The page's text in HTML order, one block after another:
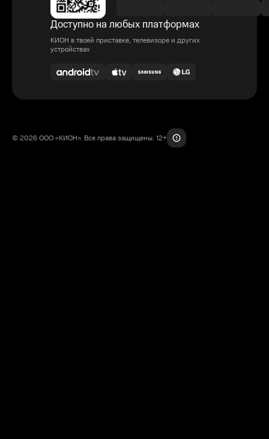
Доступно на любых платформах
КИОН в твоей приставке, телевизоре и других
устройствах
© 2026 ООО «КИОН». Все права защищены. 12+